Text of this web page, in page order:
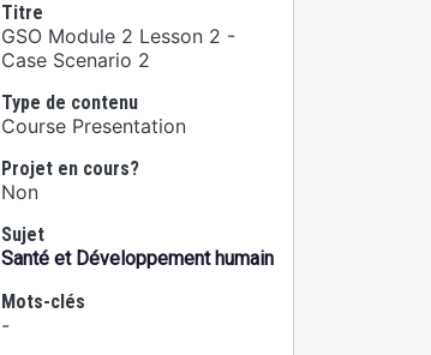
Titre
GSO Module 2 Lesson 2 -
Case Scenario 2
Type de contenu
Course Presentation
Projet en cours?
Non
Sujet
Santé et Développement humain
Mots-clés
-